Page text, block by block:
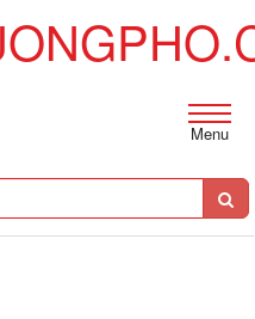
Menu